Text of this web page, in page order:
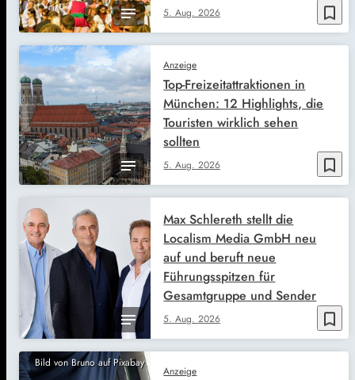
bookmark_border
5. Aug. 2026
bookmark_border
Anzeige
5. Aug. 2026
Top-Freizeitattraktionen in
München: 12 Highlights, die
Touristen wirklich sehen
sollten
bookmark_border
5. Aug. 2026
Max Schlereth stellt die
Localism Media GmbH neu
auf und beruft neue
Führungsspitzen für
Gesamtgruppe und Sender
Bild von Bruno auf Pixabay
Anzeige